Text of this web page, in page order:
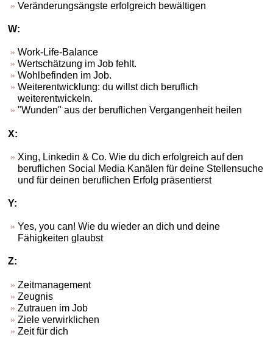
Veränderungsängste erfolgreich bewältigen
W:
Work-Life-Balance
Wertschätzung im Job fehlt.
Wohlbefinden im Job.
Weiterentwicklung: du willst dich beruflich
weiterentwickeln.
"Wunden" aus der beruflichen Vergangenheit heilen
X:
Xing, Linkedin & Co. Wie du dich erfolgreich auf den
beruflichen Social Media Kanälen für deine Stellensuche
und für deinen beruflichen Erfolg präsentierst
Y:
Yes, you can! Wie du wieder an dich und deine
Fähigkeiten glaubst
Z:
Zeitmanagement
Zeugnis
Zutrauen im Job
Ziele verwirklichen
Zeit für dich